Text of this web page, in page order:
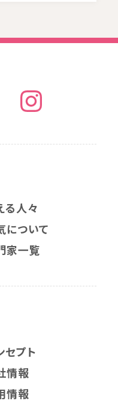
る人々
について
家一覧
セプト
情報
情報